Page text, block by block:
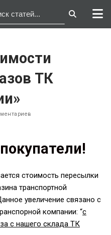
ТК
стоимость пересылки
транспортной
увеличение связано с
компании: “с
с нашего склада ТК